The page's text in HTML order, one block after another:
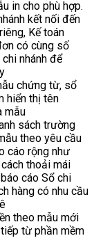
in cho phù hợp.
kết nối đến
Kế toán
có cùng số
nhánh để
chứng từ, sổ
hiển thị tên
mẫu
sách trường
theo yêu cầu
cáo rộng như
thoải mái
cáo Sổ chi
hàng có nhu cầu
theo mẫu mới
từ phần mềm